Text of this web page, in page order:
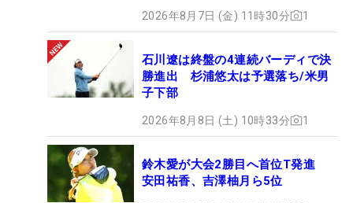
2026年8月7日 (金) 11時30分 1
石川遼は終盤の4連続バーディで決
勝進出 杉浦悠太は予選落ち/米男
子下部
2026年8月8日 (土) 10時33分 1
鈴木愛が大会2勝目へ首位T発進
安田祐香、吉澤柚月ら5位